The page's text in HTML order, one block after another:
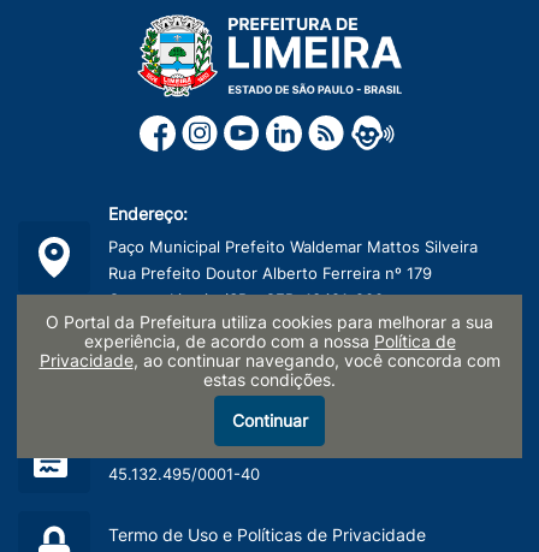
Endereço:
Paço Municipal Prefeito Waldemar Mattos Silveira
Rua Prefeito Doutor Alberto Ferreira nº 179
Centro, Limeira/SP - CEP: 13481-900
Telefone:
(19) 3404-9600
45.132.495/0001-40
Termo de Uso e Políticas de Privacidade
O Portal da Prefeitura utiliza cookies para melhorar a sua
experiência, de acordo com a nossa Política de
Privacidade, ao continuar navegando, você concorda com
estas condições.
Continuar